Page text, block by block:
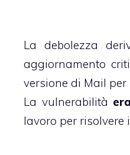
La debolezza
aggiornamento
versione di Mail
La vulnerabilità
lavoro per risolvere